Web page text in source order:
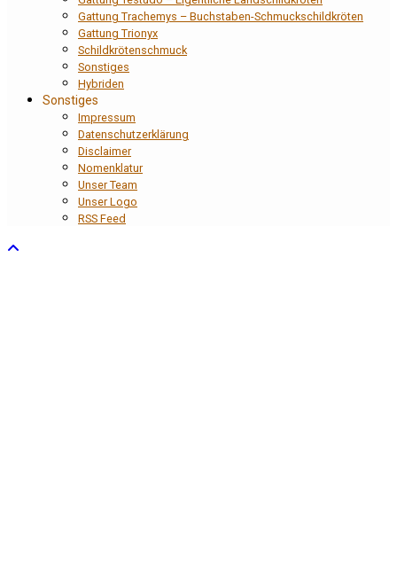
Gattung Trachemys – Buchstaben-Schmuckschildkröten
Gattung Trionyx
Schildkrötenschmuck
Sonstiges
Hybriden
Sonstiges
Impressum
Datenschutzerklärung
Disclaimer
Nomenklatur
Unser Team
Unser Logo
RSS Feed